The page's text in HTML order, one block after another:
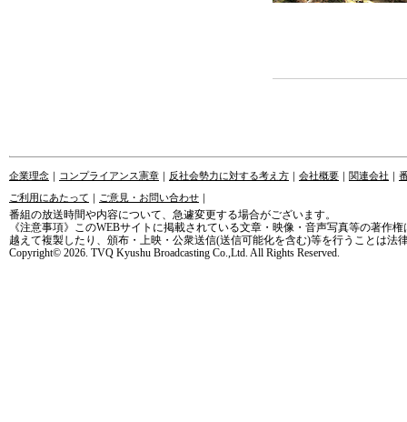
企業理念 ｜ コンプライアンス憲章 ｜ 反社会勢力に対する考え方 ｜ 会社概要 ｜ 関連会社 ｜
ご利用にあたって ｜ ご意見・お問い合わせ ｜
番組の放送時間や内容について、急遽変更する場合がございます。
《注意事項》このWEBサイトに掲載されている文章・映像・音声写真等の著
越えて複製したり、頒布・上映・公衆送信(送信可能化を含む)等を行うことは法
Copyright© 2026. TVQ Kyushu Broadcasting Co.,Ltd. All Rights Reserved.